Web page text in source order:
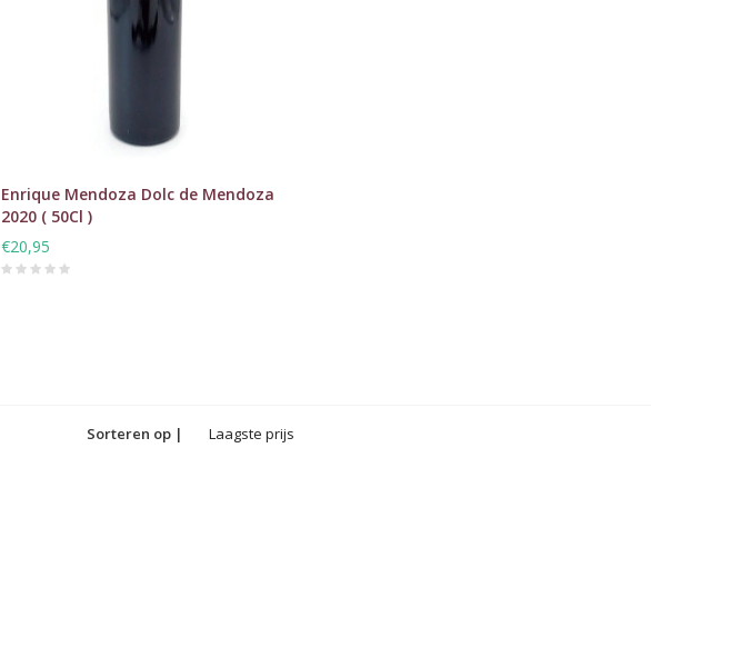
Enrique Mendoza Dolc de Mendoza
2020 ( 50Cl )
€20,95
Sorteren op | Laagste prijs